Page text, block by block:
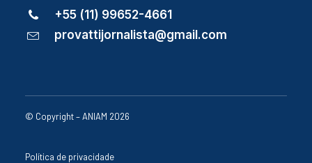
+55 (11) 99652-4661
provattijornalista@gmail.com
© Copyright – ANIAM 2026
Política de privacidade